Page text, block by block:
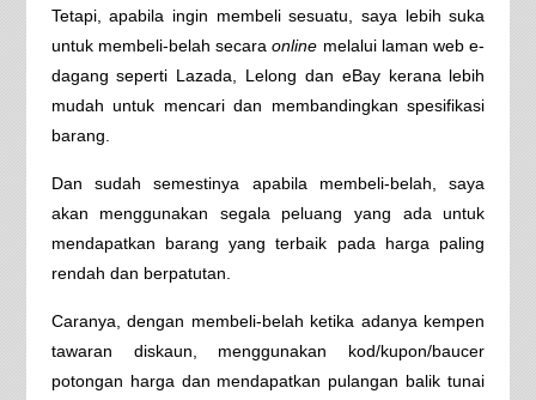
Tetapi, apabila ingin membeli sesuatu, saya lebih suka
untuk membeli-belah secaraonline melalui laman web e-
dagang seperti Lazada, Lelong dan eBay kerana lebih
mudah untuk mencari dan membandingkan spesifikasi
barang.
Dan sudah semestinya apabila membeli-belah, saya
akan menggunakan segala peluang yang ada untuk
mendapatkan barang yang terbaik pada harga paling
rendah dan berpatutan.
Caranya, dengan membeli-belah ketika adanya kempen
tawaran diskaun, menggunakan kod/kupon/baucer
potongan harga dan mendapatkan pulangan balik tunai